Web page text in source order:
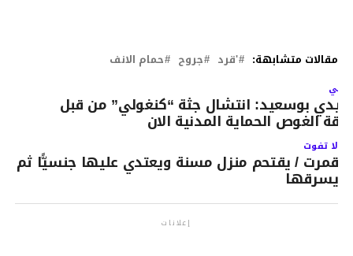
مقالات متشابهة: 'قرد جروح حمام الانف
بوسعيد: انتشال جثة “كنغولي” من قبل
الغوص الحماية المدنية الان
لا تفوت
قمرت / يقتحم منزل مسنة ويعتدي عليها جنسيًّا ثم
يسرقها
إعلانات